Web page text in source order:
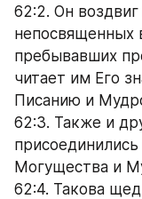
62:2. Он
непосвященных
пребывавших
читает им Его
Писанию и
62:3. Также и
Могущества и
62:4. Такова